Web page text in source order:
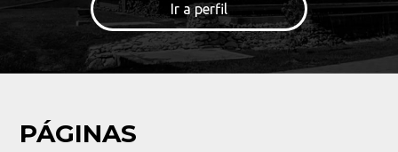
Ir a perfil
PÁGINAS
Buscar